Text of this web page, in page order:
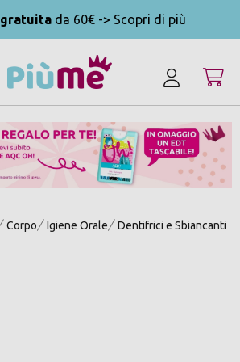
gratuita da 60€ -> Scopri di più
Corpo Igiene Orale Dentifrici e Sbiancanti